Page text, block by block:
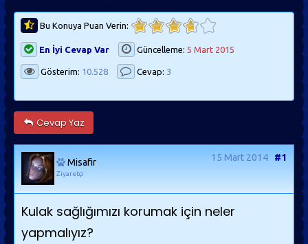
Bu Konuya Puan Verin:
En İyi Cevap Var Güncelleme: 5 Mart 2015
Gösterim: 10.528 Cevap: 3
Cevap Yaz
Misafir
Ziyaretçi
15 Mart 2014 #1
Kulak sağlığımızı korumak için neler
yapmalıyız?